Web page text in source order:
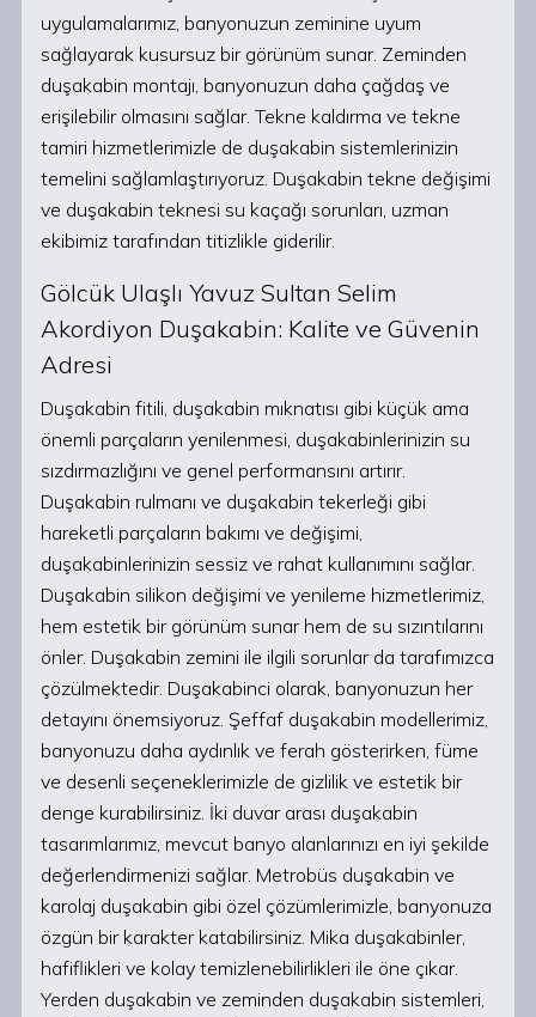
uygulamalarımız, banyonuzun zeminine uyum
sağlayarak kusursuz bir görünüm sunar. Zeminden
duşakabin montajı, banyonuzun daha çağdaş ve
erişilebilir olmasını sağlar. Tekne kaldırma ve tekne
tamiri hizmetlerimizle de duşakabin sistemlerinizin
temelini sağlamlaştırıyoruz. Duşakabin tekne değişimi
ve duşakabin teknesi su kaçağı sorunları, uzman
ekibimiz tarafından titizlikle giderilir.
Gölcük Ulaşlı Yavuz Sultan Selim
Akordiyon Duşakabin: Kalite ve Güvenin
Adresi
Duşakabin fitili, duşakabin mıknatısı gibi küçük ama
önemli parçaların yenilenmesi, duşakabinlerinizin su
sızdırmazlığını ve genel performansını artırır.
Duşakabin rulmanı ve duşakabin tekerleği gibi
hareketli parçaların bakımı ve değişimi,
duşakabinlerinizin sessiz ve rahat kullanımını sağlar.
Duşakabin silikon değişimi ve yenileme hizmetlerimiz,
hem estetik bir görünüm sunar hem de su sızıntılarını
önler. Duşakabin zemini ile ilgili sorunlar da tarafımızca
çözülmektedir. Duşakabinci olarak, banyonuzun her
detayını önemsiyoruz. Şeffaf duşakabin modellerimiz,
banyonuzu daha aydınlık ve ferah gösterirken, füme
ve desenli seçeneklerimizle de gizlilik ve estetik bir
denge kurabilirsiniz. İki duvar arası duşakabin
tasarımlarımız, mevcut banyo alanlarınızı en iyi şekilde
değerlendirmenizi sağlar. Metrobüs duşakabin ve
karolaj duşakabin gibi özel çözümlerimizle, banyonuza
özgün bir karakter katabilirsiniz. Mika duşakabinler,
hafiflikleri ve kolay temizlenebilirlikleri ile öne çıkar.
Yerden duşakabin ve zeminden duşakabin sistemleri,